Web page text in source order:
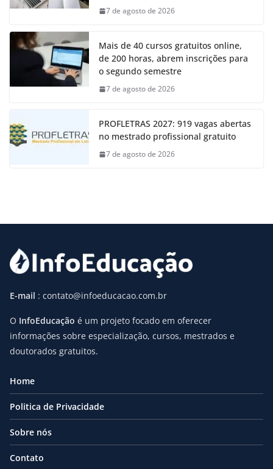
7 de agosto de 2026
Mais de 40 cursos gratuitos online,
de 200 horas, abrem inscrições para
o segundo semestre
7 de agosto de 2026
PROFLETRAS 2027: 919 vagas abertas
no mestrado profissional gratuito
7 de agosto de 2026
E-mail : contato@infoeducacao.com.br
O InfoEducação é um projeto focado em oferecer
informações sobre especialização, cursos, mestrados e
doutorados gratuitos.
Home
Politica de Privacidade
Sobre nós
Contato